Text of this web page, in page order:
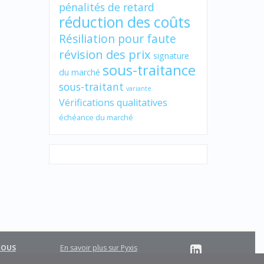
pénalités de retard
réduction des coûts
Résiliation pour faute
révision des prix signature
du marché sous-traitance
sous-traitant variante
Vérifications qualitatives
échéance du marché
En savoir plus sur Pyxis